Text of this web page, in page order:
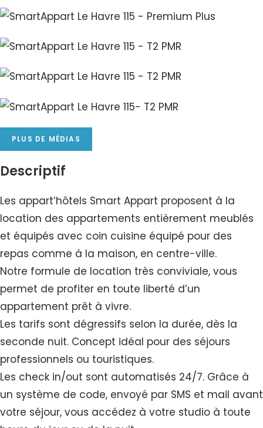
PLUS DE MÉDIAS
Descriptif
Les appart’hôtels Smart Appart proposent à la
location des appartements entièrement meublés
et équipés avec coin cuisine équipé pour des
repas comme à la maison, en centre-ville.
Notre formule de location très conviviale, vous
permet de profiter en toute liberté d’un
appartement prêt à vivre.
Les tarifs sont dégressifs selon la durée, dès la
seconde nuit. Concept idéal pour des séjours
professionnels ou touristiques.
Les check in/out sont automatisés 24/7. Grâce à
un système de code, envoyé par SMS et mail avant
votre séjour, vous accédez à votre studio à toute